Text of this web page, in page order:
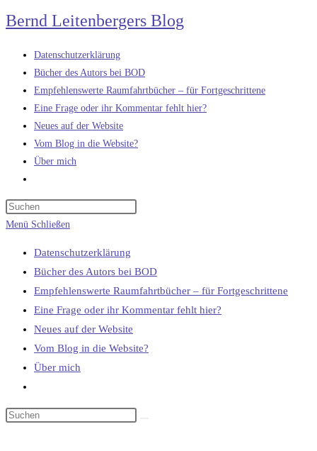
Zum
Inhalt
springen
Bernd Leitenbergers Blog
Datenschutzerklärung
Bücher des Autors bei BOD
Empfehlenswerte Raumfahrtbücher – für Fortgeschrittene
Eine Frage oder ihr Kommentar fehlt hier?
Neues auf der Website
Vom Blog in die Website?
Über mich
umschalten
Menü Schließen
Datenschutzerklärung
Bücher des Autors bei BOD
Empfehlenswerte Raumfahrtbücher – für Fortgeschrittene
Eine Frage oder ihr Kommentar fehlt hier?
Neues auf der Website
Vom Blog in die Website?
Über mich
umschalten